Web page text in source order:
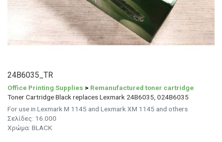
24B6035_TR
Office Printing Supplies > Remanufactured toner cartridge
Toner Cartridge Black replaces Lexmark 24B6035, 024B6035
For use in Lexmark M 1145 and Lexmark XM 1145 and others
Σελίδες: 16.000
Χρώμα: BLACK